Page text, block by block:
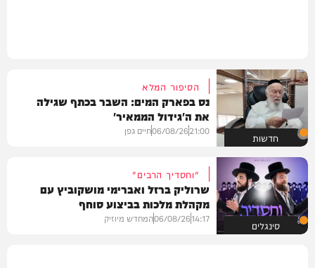
חדשות
הסיפור המלא
נס בפארק המים: השבר בכתף שגילה
את ה'גידול הממאיר'
21:00
06/08/26חיים גפן
סינגלים
"וחסדיך הרבים"
שרוליק ברזל ואברימי מושקוביץ עם
מקהלת מלכות בביצוע סוחף
14:17
06/08/26המחדש מיוזיק